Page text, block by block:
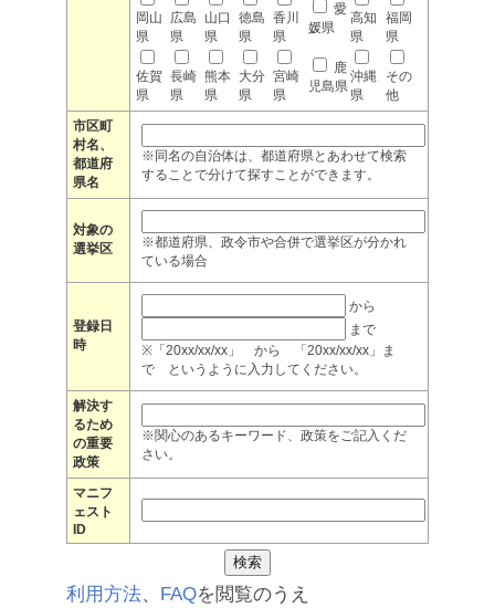
岡山
県
広島
県
山口
県
徳島
県
香川
県
愛
媛県
高知
県
福岡
県
佐賀
県
長崎
県
熊本
県
大分
県
宮崎
県
鹿
児島県
沖縄
県
その
他
市区町
村名、
都道府
県名
※同名の自治体は、都道府県とあわせて検索
することで分けて探すことができます。
対象の
選挙区
※都道府県、政令市や合併で選挙区が分かれ
ている場合
登録日
時
から
まで
※「20xx/xx/xx」 から 「20xx/xx/xx」ま
で というように入力してください。
解決す
るため
の重要
政策
※関心のあるキーワード、政策をご記入くだ
さい。
マニフ
ェスト
ID
利用方法、 FAQを閲覧のうえ